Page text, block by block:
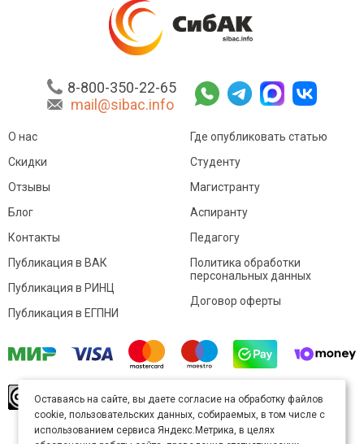
8-800-350-22-65
mail@sibac.info
О нас
Скидки
Отзывы
Блог
Контакты
Где опубликовать статью
Студенту
Магистранту
Аспиранту
Педагогу
Публикация в ВАК
Публикация в РИНЦ
Публикация в ЕГПНИ
Политика обработки
персональных данных
Договор оферты
произведение доступно полицензии Creative
Commons «Attribution» («Атрибуция») 4.0
Непортированная.
Оставаясь на сайте, вы даете согласие на обработку файлов
cookie, пользовательских данных, собираемых, в том числе с
использованием сервиса Яндекс.Метрика, в целях